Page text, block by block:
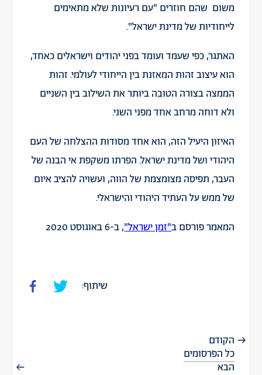
משום שהם חוזרים "עם רעיונות שלא מתאימים
לייחודיות של מדינת ישראל".
האתגר, כפי שעמד ועומד בפני יהודים וישראלים כאחד,
הוא עיצוב זהות המאזנת בין הייחודי לעולמי. זהות
הממצה בצורה הטובה ביותר את השילוב בין השניים
ולא דוחה מרחב אחד מפני השני.
האיזון היעיל הזה, הוא אחד מסודות ההצלחה של העם
היהודי ושל מדינת ישראל. הפרתו משקפת אי הבנה של
העבר, תפיסה מצומצמת של הווה, ועשויה להציב איום
של ממש על העתיד היהודי והישראלי.
המאמר פורסם ב"זמן ישראל", ב-6 באוגוסט 2020
שיתוף:
הקודם
כל הפרסומים
הבא